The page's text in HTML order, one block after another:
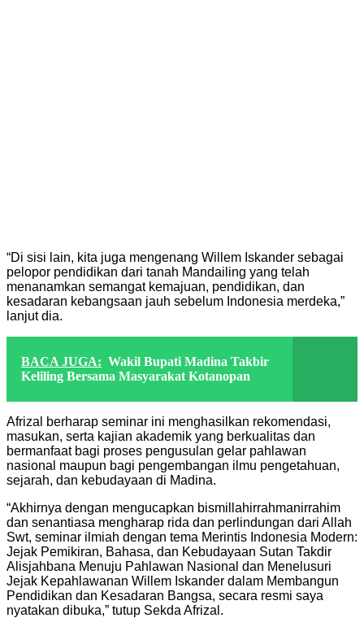
“​Di sisi lain, kita juga mengenang Willem Iskander sebagai
pelopor pendidikan dari tanah Mandailing yang telah
menanamkan semangat kemajuan, pendidikan, dan
kesadaran kebangsaan jauh sebelum Indonesia merdeka,”
lanjut dia.
BACA JUGA: Wakil Bupati Madina Takbir
Keliling Bersama Masyarakat Kotanopan
Afrizal berharap seminar ini menghasilkan rekomendasi,
masukan, serta kajian akademik yang berkualitas dan
bermanfaat bagi proses pengusulan gelar pahlawan
nasional maupun bagi pengembangan ilmu pengetahuan,
sejarah, dan kebudayaan di Madina.
“Akhirnya dengan mengucapkan bismillahirrahmanirrahim
dan senantiasa mengharap rida dan perlindungan dari Allah
Swt, seminar ilmiah dengan tema Merintis Indonesia Modern:
Jejak Pemikiran, Bahasa, dan Kebudayaan Sutan Takdir
Alisjahbana Menuju Pahlawan Nasional dan Menelusuri
Jejak Kepahlawanan Willem Iskander dalam Membangun
Pendidikan dan Kesadaran Bangsa, secara resmi saya
nyatakan dibuka,” tutup Sekda Afrizal.